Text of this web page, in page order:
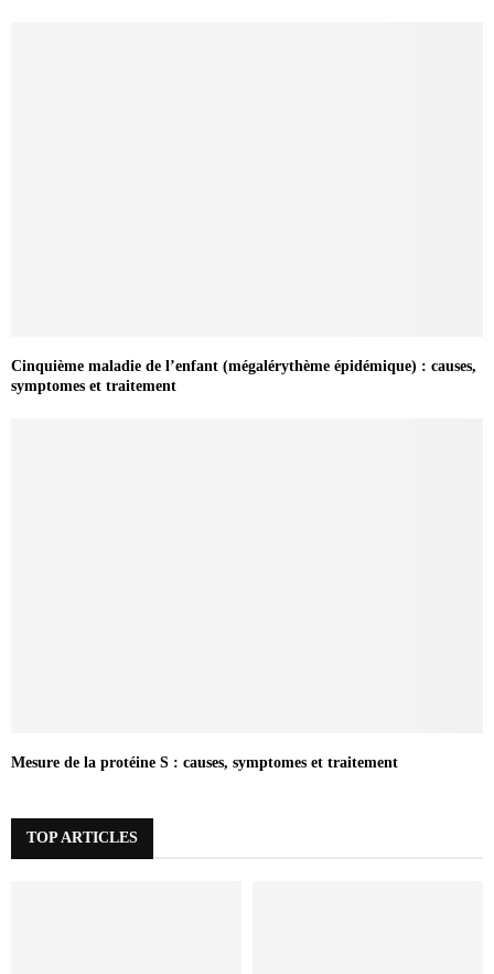
Cinquième maladie de l’enfant (mégalérythème épidémique) : causes,
symptomes et traitement
Mesure de la protéine S : causes, symptomes et traitement
TOP ARTICLES